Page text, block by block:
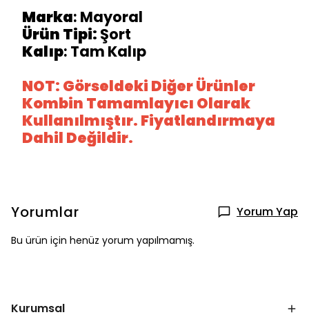
Marka: Mayoral
Ürün Tipi: Şort
Kalıp: Tam Kalıp
NOT: Görseldeki Diğer Ürünler
Kombin Tamamlayıcı Olarak
Kullanılmıştır. Fiyatlandırmaya
Dahil Değildir.
Yorumlar Yorum Yap
Bu ürün için henüz yorum yapılmamış.
Kurumsal